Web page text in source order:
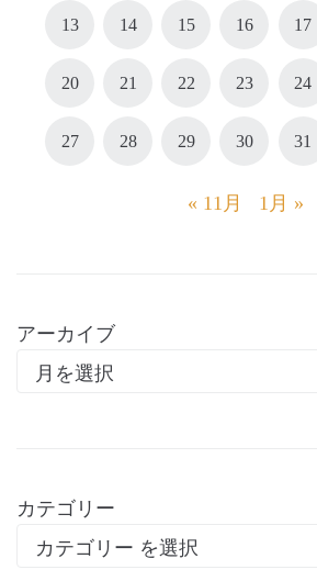
13 14 15 16 17
20 21 22 23 24
27 28 29 30 31
« 11月 1月 »
アーカイブ
カテゴリー